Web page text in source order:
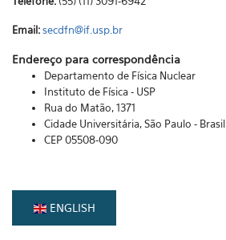
Email:secdfn@if.usp.br
Endereço para correspondência
Departamento de Física Nuclear
Instituto de Física - USP
Rua do Matão, 1371
Cidade Universitária, São Paulo - Brasil
CEP 05508-090
ENGLISH